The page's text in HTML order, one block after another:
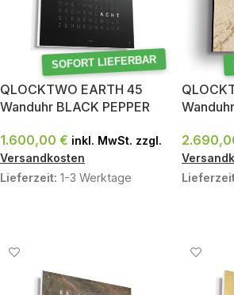
SOFORT LIEFERBAR
QLOCKTWO EARTH 45
Wanduhr BLACK PEPPER
1.600,00 € inkl. MwSt. zzgl.
Versandkosten
Lieferzeit: 1-3 Werktage